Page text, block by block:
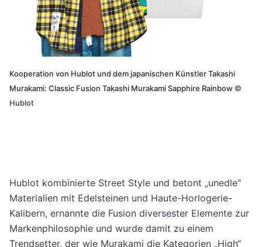
Kooperation von Hublot und dem japanischen Künstler Takashi
Murakami: Classic Fusion Takashi Murakami Sapphire Rainbow ©
Hublot
Hublot kombinierte Street Style und betont „unedle“
Materialien mit Edelsteinen und Haute-Horlogerie-
Kalibern, ernannte die Fusion diversester Elemente zur
Markenphilosophie und wurde damit zu einem
Trendsetter, der wie Murakami die Kategorien „High“